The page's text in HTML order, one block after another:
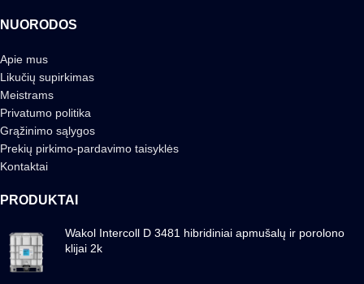
NUORODOS
Apie mus
Likučių supirkimas
Meistrams
Privatumo politika
Grąžinimo sąlygos
Prekių pirkimo-pardavimo taisyklės
Kontaktai
PRODUKTAI
Wakol Intercoll D 3481 hibridiniai apmušalų ir porolono
klijai 2k